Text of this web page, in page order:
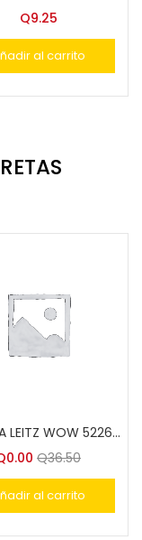
Q9.25
al carrito
BANDEJA LEITZ WOW 5226 T/CTA. (PAPELERA)
0.00 Q36.50
al carrito